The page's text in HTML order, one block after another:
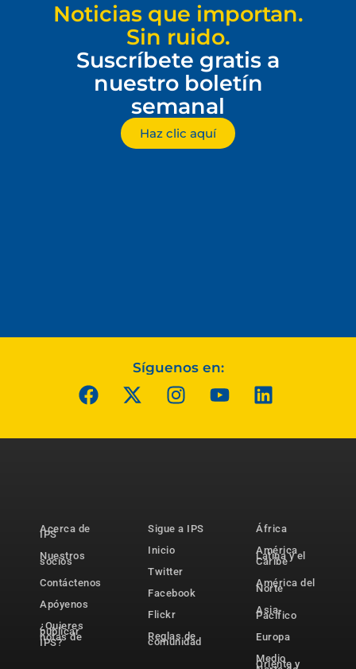
Noticias que importan.
Sin ruido.
Suscríbete gratis a
nuestro boletín
semanal
Haz clic aquí
Síguenos en:
Acerca de
IPS
Nuestros
socios
Contáctenos
Apóyenos
¿Quieres
publicar
notas de
IPS?
Sigue a IPS
Inicio
Twitter
Facebook
Flickr
Reglas de
comunidad
África
América
Latina y el
Caribe
América del
Norte
Asia-
Pacífico
Europa
Medio
Oriente y